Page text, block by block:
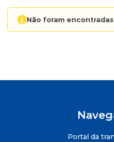
Não foram
Portal da